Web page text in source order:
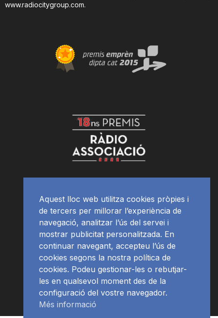
www.radiocitygroup.com.
Aquest lloc web utilitza cookies pròpies i
de tercers per millorar l’experiència de
navegació, analitzar l’ús del servei i
mostrar publicitat personalitzada. En
continuar navegant, accepteu l’ús de
cookies segons la nostra política de
cookies. Podeu gestionar-les o rebutjar-
les en qualsevol moment des de la
configuració del vostre navegador.
Més informació